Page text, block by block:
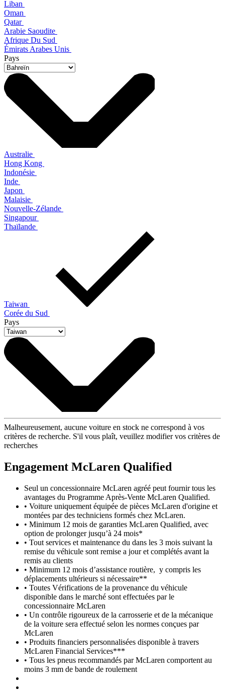
Liban
Oman
Qatar
Arabie Saoudite
Afrique Du Sud
Émirats Arabes Unis
Pays
Australie
Hong Kong
Indonésie
Inde
Japon
Malaisie
Nouvelle-Zélande
Singapour
Thaïlande
Taiwan
Corée du Sud
Pays
Malheureusement, aucune voiture en stock ne correspond à vos
critères de recherche. S'il vous plaît, veuillez modifier vos critères de
recherches
Engagement McLaren Qualified
Seul un concessionnaire McLaren agréé peut fournir tous les
avantages du Programme Après-Vente McLaren Qualified.
• Voiture uniquement équipée de pièces McLaren d'origine et
montées par des techniciens formés chez McLaren.
• Minimum 12 mois de garanties McLaren Qualified, avec
option de prolonger jusqu’à 24 mois*
• Tout services et maintenance du dans les 3 mois suivant la
remise du véhicule sont remise a jour et complétés avant la
remis au clients
• Minimum 12 mois d’assistance routière, y compris les
déplacements ultérieurs si nécessaire**
• Toutes Vérifications de la provenance du véhicule
disponible dans le marché sont effectuées par le
concessionnaire McLaren
• Un contrôle rigoureux de la carrosserie et de la mécanique
de la voiture sera effectué selon les normes conçues par
McLaren
• Produits financiers personnalisées disponible à travers
McLaren Financial Services***
• Tous les pneus recommandés par McLaren comportent au
moins 3 mm de bande de roulement